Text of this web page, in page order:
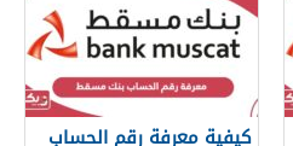
كيفية معرفة رقم الحساب